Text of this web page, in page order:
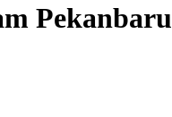
Pekanbaru